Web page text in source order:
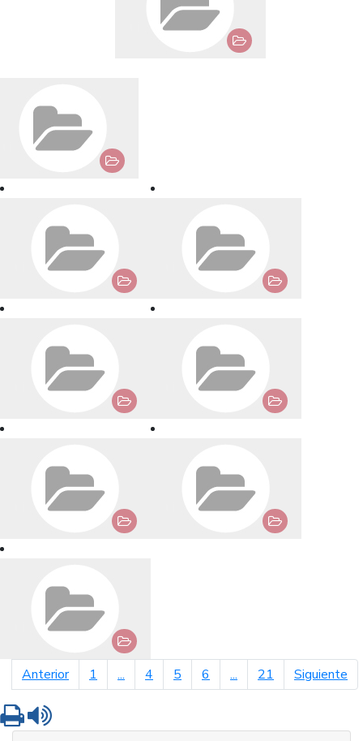
Anteriorpágina anterior
1 ... 4 5 6 ... 21 Siguiente
Imprimir